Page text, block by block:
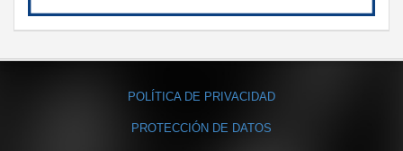
POLÍTICA DE PRIVACIDAD
PROTECCIÓN DE DATOS